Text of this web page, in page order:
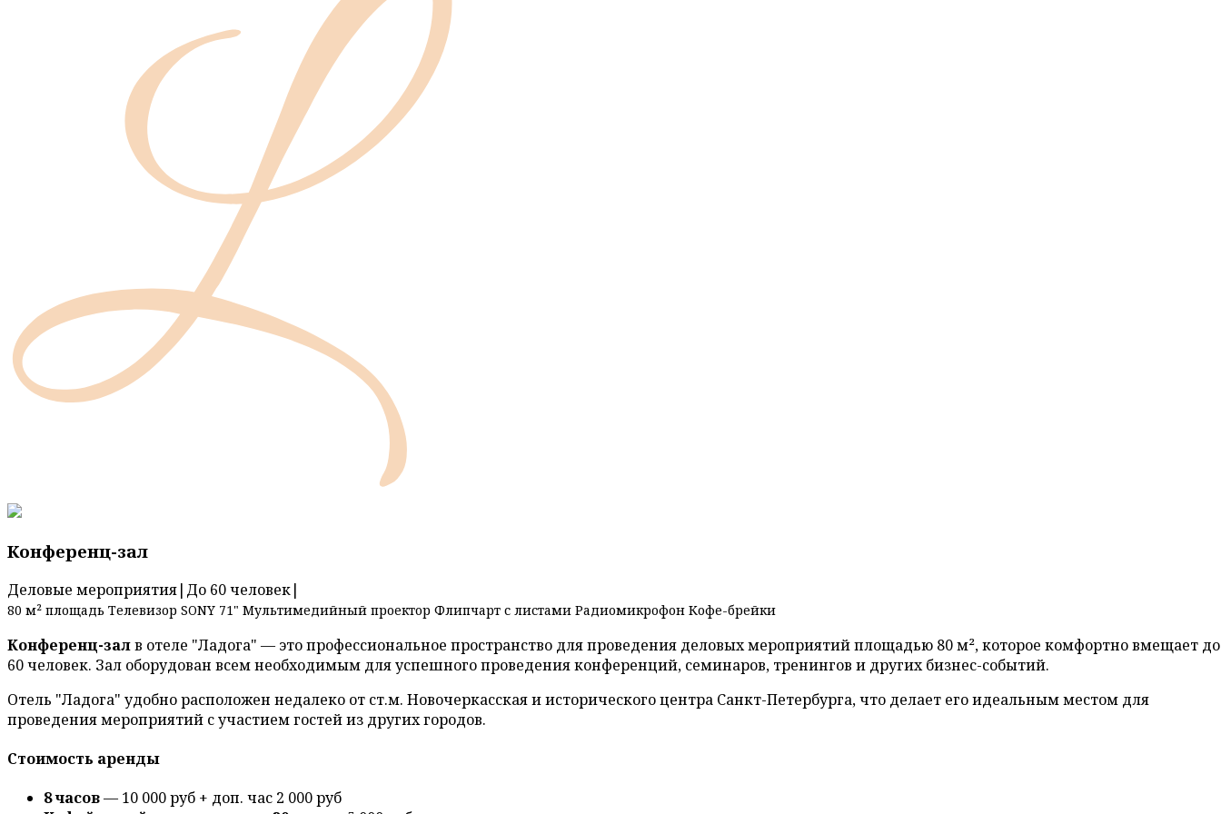
Конференц-зал
Деловые мероприятия| До 60 человек|
80 м² площадь Телевизор SONY 71" Мультимедийный проектор Флипчарт с листами Радиомикрофон Кофе-брейки
Конференц-залв отеле "Ладога" — это профессиональное пространство для проведения деловых мероприятий площадью 80 м², которое комфортно вмещает до
60 человек. Зал оборудован всем необходимым для успешного проведения конференций, семинаров, тренингов и других бизнес-событий.
Отель "Ладога" удобно расположен недалеко от ст.м. Новочеркасская и исторического центра Санкт-Петербурга, что делает его идеальным местом для
проведения мероприятий с участием гостей из других городов.
Стоимость аренды
8 часов— 10 000 руб + доп. час 2 000 руб